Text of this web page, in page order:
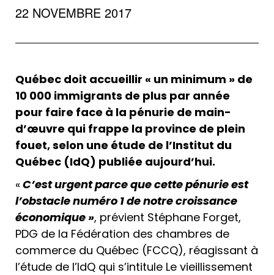
22 NOVEMBRE 2017
Québec doit accueillir « un minimum » de
10 000 immigrants de plus par année
pour faire face à la pénurie de main-
d’œuvre qui frappe la province de plein
fouet, selon une étude de l’Institut du
Québec (IdQ) publiée aujourd’hui.
«C’est urgent parce que cette pénurie est
l’obstacle numéro 1 de notre croissance
économique », prévient Stéphane Forget,
PDG de la Fédération des chambres de
commerce du Québec (FCCQ), réagissant à
l’étude de l’IdQ qui s’intitule Le vieillissement